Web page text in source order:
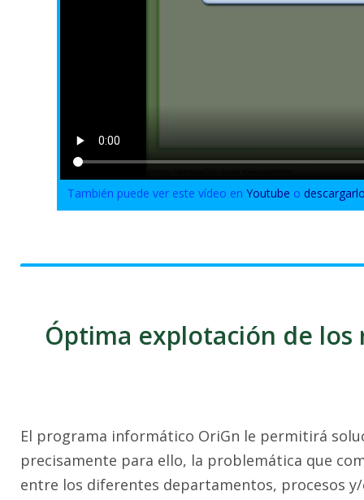
También puede ver este vídeo enYoutube o
Óptima explotación de los
El programa informático OriGn le permitirá
precisamente para ello, la problemática que
entre los diferentes departamentos, procesos